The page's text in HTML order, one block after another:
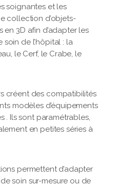
soignantes et les
collection d’objets-
en 3D afin d’adapter les
soin de l’hôpital : la
le Cerf, le Crabe, le
créent des compatibilités
modèles d’équipements
. Ils sont paramétrables,
en petites séries à
permettent d’adapter
soin sur-mesure ou de